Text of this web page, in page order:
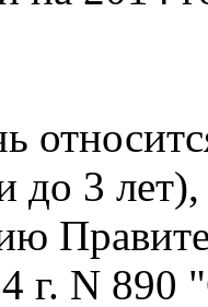
до 3
г. N 890